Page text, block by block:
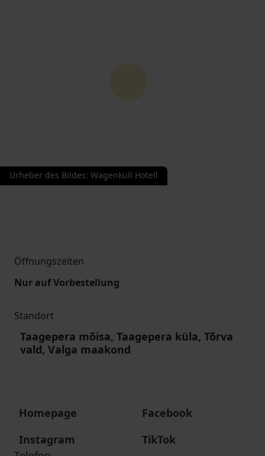
Urheber des Bildes: Wagenküll Hotell
Öffnungszeiten
Nur auf Vorbestellung
Standort
Taagepera mõisa, Taagepera küla, Tõrva
vald, Valga maakond
Homepage
Facebook
Instagram
TikTok